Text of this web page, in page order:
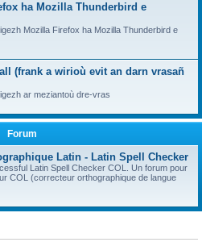
ha Mozilla Thunderbird e
Mozilla Firefox ha Mozilla Thunderbird e
(frank a wirioù evit an darn vrasañ
ar meziantoù dre-vras
Forum
Latin - Latin Spell Checker
Latin Spell Checker COL. Un forum pour
COL (correcteur orthographique de langue